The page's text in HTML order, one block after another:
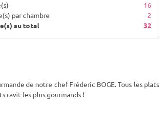
16
par chambre
2
au total
32
de notre chef Fréderic BOGE. Tous les plats
ravit les plus gourmands !